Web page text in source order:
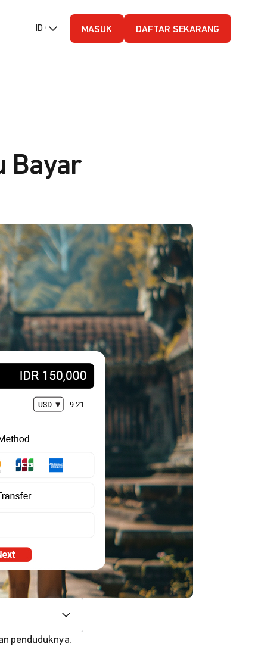
ID (Bahasa Indonesia)
MASUK DAFTAR SEKARANG
Bayar
penduduknya,